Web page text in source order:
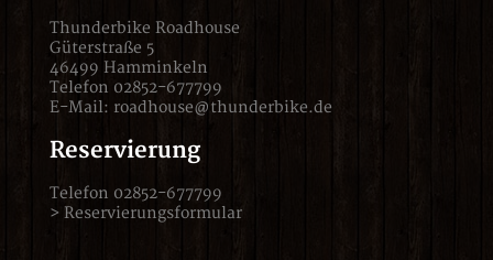
Thunderbike Roadhouse
Güterstraße 5
46499 Hamminkeln
Telefon 02852-677799
E-Mail: roadhouse@thunderbike.de
Reservierung
Telefon 02852-677799
> Reservierungsformular